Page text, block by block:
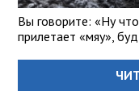
Вы говорите: «Ну
прилетает «мяу»,